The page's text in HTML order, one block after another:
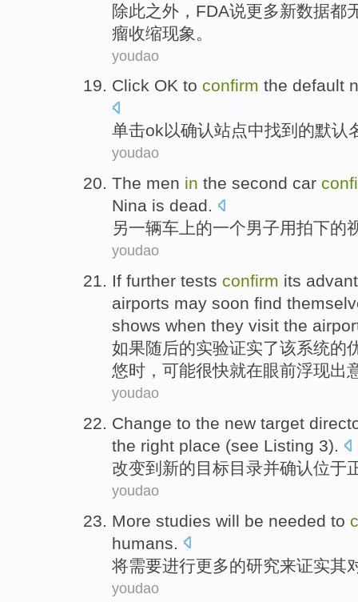
除此之外 ， FDA说更多新数据都
瘤收缩现象 。
youdao
Click OK to confirm the default
单击ok以确认站点中找到 的默认
youdao
The men in the second car
Nina is dead.
另一辆车上的一个男子用拍下的
youdao
If further tests confirm its
airports may soon find
shows when they visit the
如果随后的实验证实了该系统的
悠时， 可能很快就在眼前浮现出
youdao
Change to the new target
the right place (see Listing 3).
改变到 新的目标目录并确认位于
youdao
More studies will be needed to
humans
将需要进行更多的研究来证实其
youdao